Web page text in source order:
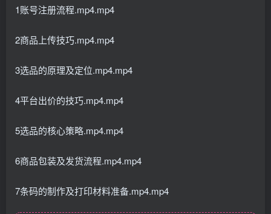
1账号注册流程.mp4.mp4
2商品上传技巧.mp4.mp4
3选品的原理及定位.mp4.mp4
4平台出价的技巧.mp4.mp4
5选品的核心策略.mp4.mp4
6商品包装及发货流程.mp4.mp4
7条码的制作及打印材料准备.mp4.mp4